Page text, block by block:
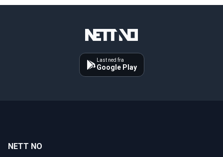
Last ned fra
Google Play
NETT NO